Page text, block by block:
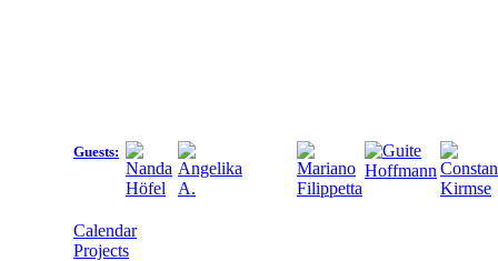
Guests:
Calendar
Projects